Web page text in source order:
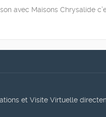
avec Maisons Chrysalide
et Visite Virtuelle